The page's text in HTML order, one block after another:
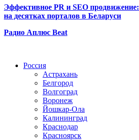
Эффективное PR и SEO продвижение:
на десятках порталов в Беларуси
Радио Аплюс Beat
Россия
Астрахань
Белгород
Волгоград
Воронеж
Йошкар-Ола
Калининград
Краснодар
Красноярск